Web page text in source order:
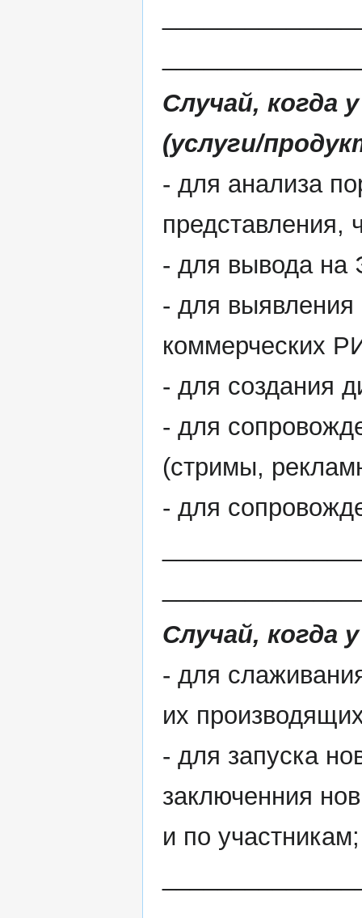
Случай, когда
(услуги/
- для анализа
представления,
- для вывода
- для
коммерческих
- для создания
- для
(стримы,
- для
Случай, когда
- для
их
- для запуска
заключенния
и по участникам;